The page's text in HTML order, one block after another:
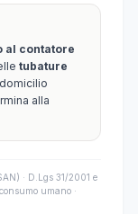
al contatore
tubature
alla
· D.Lgs 31/2001 e
umano ·